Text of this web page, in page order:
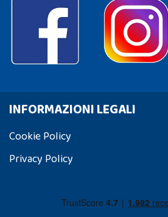
INFORMAZIONI LEGALI
Cookie Policy
Privacy Policy